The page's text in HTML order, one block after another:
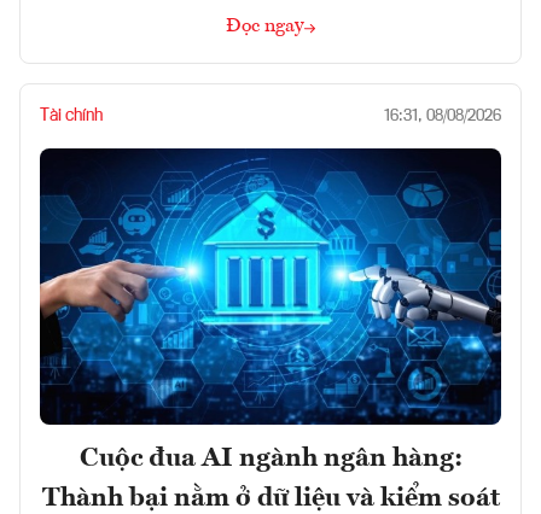
Đọc ngay
Tài chính 16:31, 08/08/2026
Cuộc đua AI ngành ngân hàng:
Thành bại nằm ở dữ liệu và kiểm soát